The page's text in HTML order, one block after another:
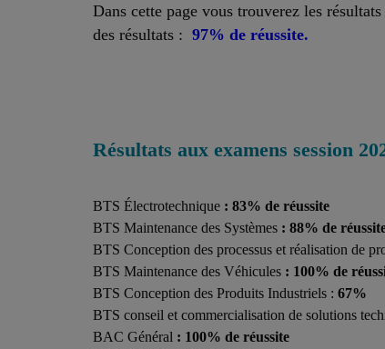
Dans cette page vous trouverez les
des résultats : 97% de réussite.
Résultats aux examens session
BTS Électrotechnique : 83% de réussite
BTS Maintenance des Systèmes : 88% de
BTS Conception des processus et réalisation de
BTS Maintenance des Véhicules : 100% de
BTS Conception des Produits Industriels : 67%
BTS conseil et commercialisation de solutions
BAC Général : 100% de réussite